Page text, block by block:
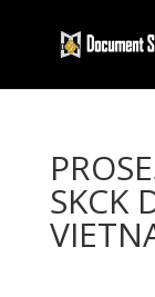
SKCK